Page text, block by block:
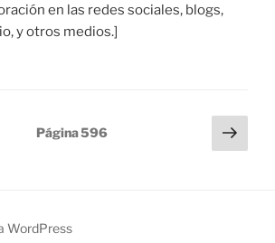
en las redes sociales, blogs,
y otros medios.]
Página596
WordPress